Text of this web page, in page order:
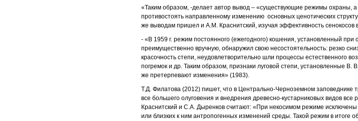
«Таким образом, -делает автор вывод – «существующие режимы охраны,
противостоять направленному изменению основных ценотических
же выводам пришел и А.М. Краснитский, изучая эффективность
- «В 1959 г. режим постоянного (ежегодного) кошения, установленный
преимущественно вручную, обнаружил свою несостоятель­ность: резко
красочность степи, неудовлетворительно шли процессы естест­венного
погремок и др. Таким образом, признаки луговой степи, уста­новленные
же претерпевают изменения» (1983).
Т.Д. Филатова (2012) пишет, что в Центрально-Черноземном заповеднике
все большего олуговения и внедрения древесно-кустарниковых видов
Краснитский и С.А. Дыренков считают: «При некосимом режиме
или близких к ним антропо­генных изменений среды. Такой режим в